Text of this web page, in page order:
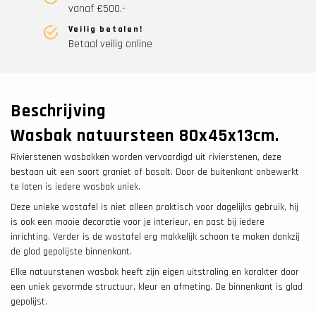
vanaf €500.-
Veilig betalen!
Betaal veilig online
Beschrijving
Wasbak natuursteen 80x45x13cm.
Rivierstenen wasbakken worden vervaardigd uit rivierstenen, deze
bestaan uit een soort graniet of basalt. Door de buitenkant onbewerkt
te laten is iedere wasbak uniek.
Deze unieke wastafel is niet alleen praktisch voor dagelijks gebruik, hij
is ook een mooie decoratie voor je interieur, en past bij iedere
inrichting. Verder is de wastafel erg makkelijk schoon te maken dankzij
de glad gepolijste binnenkant.
Elke natuurstenen wasbak heeft zijn eigen uitstraling en karakter door
een uniek gevormde structuur, kleur en afmeting. De binnenkant is glad
gepolijst.